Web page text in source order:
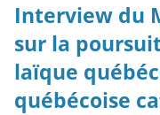
Interview du
sur la
laïque
québécoise